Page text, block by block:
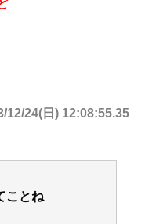
12/24(日) 12:08:55.35
ことね